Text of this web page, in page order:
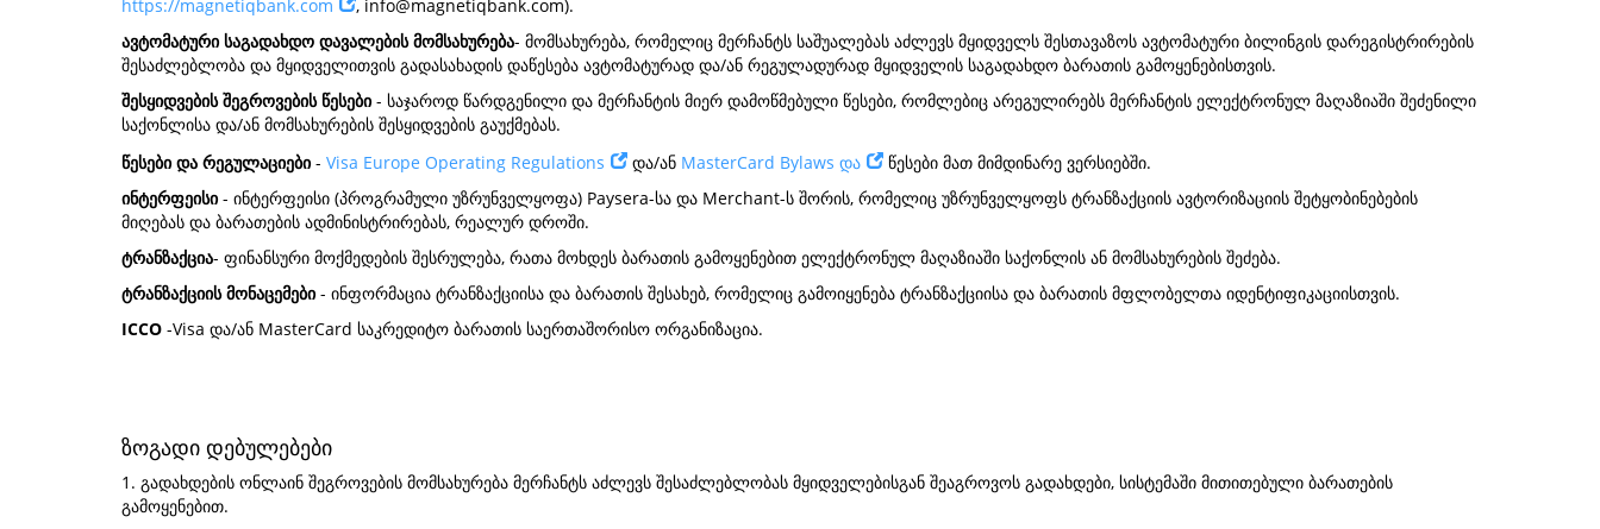
https://magnetiqbank.com
, info@magnetiqbank.com).
ავტომატური საგადახდო დავალების მომსახურება- მომსახურება, რომელიც მერჩანტს საშუალებას აძლევს მყიდველს შესთავაზოს ავტომატური ბილინგის დარეგისტრირების
შესაძლებლობა და მყიდველითვის გადასახადის დაწესება ავტომატურად და/ან რეგულადურად მყიდველის საგადახდო ბარათის გამოყენებისთვის.
შესყიდვების შეგროვების წესები - საჯაროდ წარდგენილი და მერჩანტის მიერ დამოწმებული წესები, რომლებიც არეგულირებს მერჩანტის ელექტრონულ მაღაზიაში შეძენილი
საქონლისა და/ან მომსახურების შესყიდვების გაუქმებას.
წესები და რეგულაციები - Visa Europe Operating Regulations და/ან MasterCard Bylaws და
წესები მათ მიმდინარე ვერსიებში.
ინტერფეისი - ინტერფეისი (პროგრამული უზრუნველყოფა) Paysera-სა და Merchant-ს შორის, რომელიც უზრუნველყოფს ტრანზაქციის ავტორიზაციის შეტყობინებების
მიღებას და ბარათების ადმინისტრირებას, რეალურ დროში.
ტრანზაქცია- ფინანსური მოქმედების შესრულება, რათა მოხდეს ბარათის გამოყენებით ელექტრონულ მაღაზიაში საქონლის ან მომსახურების შეძება.
ტრანზაქციის მონაცემები - ინფორმაცია ტრანზაქციისა და ბარათის შესახებ, რომელიც გამოიყენება ტრანზაქციისა და ბარათის მფლობელთა იდენტიფიკაციისთვის.
ICCO -Visa და/ან MasterCard საკრედიტო ბარათის საერთაშორისო ორგანიზაცია.
ზოგადი დებულებები
1. გადახდების ონლაინ შეგროვების მომსახურება მერჩანტს აძლევს შესაძლებლობას მყიდველებისგან შეაგროვოს გადახდები, სისტემაში მითითებული ბარათების
გამოყენებით.